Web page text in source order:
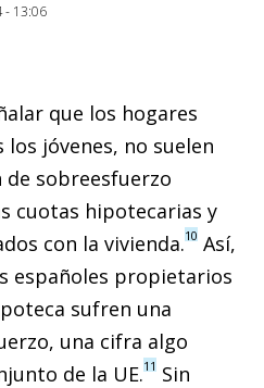
- 13:06
que los hogares
jóvenes, no suelen
sobreesfuerzo
cuotas hipotecarias y
con la vivienda.10 Así,
españoles propietarios
sufren una
una cifra algo
de la UE.11 Sin